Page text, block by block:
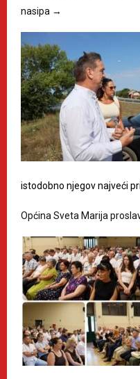
nasipa →
istodobno njegov najveći
Općina Sveta Marija